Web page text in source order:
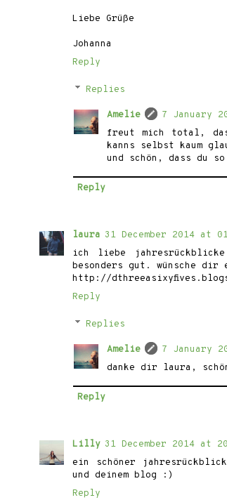
Liebe Grüße
Johanna
Reply
Replies
Amelie
7 January
freut mich total,
kanns selbst kaum
und schön, dass du
Reply
laura 31 December 2014 at
ich liebe
besonders gut. wünsche
http://
Reply
Replies
Amelie
7 January
danke dir laura,
Reply
Lilly 31 December 2014 at
ein schöner
und deinem blog :)
Reply